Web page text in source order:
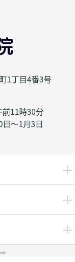
1丁目4番3号
11時30分
日～1月3日